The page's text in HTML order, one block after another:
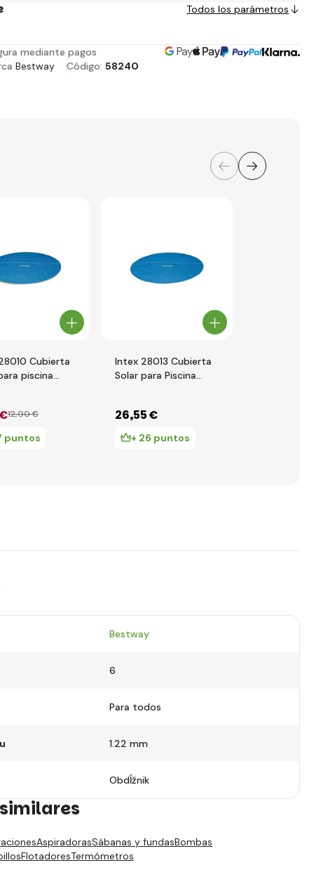
Todos los parámetros
mediante pagos
Bestway Código: 58240
Cubierta
piscina
12,00 €
puntos
Intex 28013 Cubierta
Solar para Piscina
26,55 €
+ 26 puntos
Bestway
6
Para todos
1.22 mm
Obdĺžnik
AspiradorasSábanas y fundasBombas
FlotadoresTermómetros